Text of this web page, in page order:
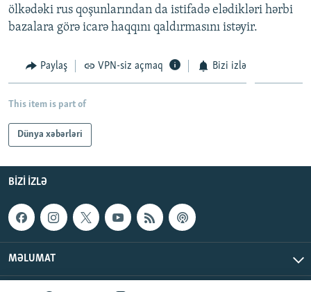
KARIKATURA
İSLAM VƏ DEMOKRATIYA
PEŞƏ ETIKASI VƏ JURNALISTIKA STANDARTLARIMIZ
AZADLIQRADIOSU MOBIL TELEFONUNUZDA
BIZI IZLƏ
RFE/RL-in bütün saytları
ölkədəki rus qoşunlarından da istifadə elədikləri hərbi
bazalara görə icarə haqqını qaldırmasını istəyir.
Paylaş VPN-siz açmaq Bizi izlə
This item is part of
Dünya xəbərləri
BIZI IZLƏ
MƏLUMAT